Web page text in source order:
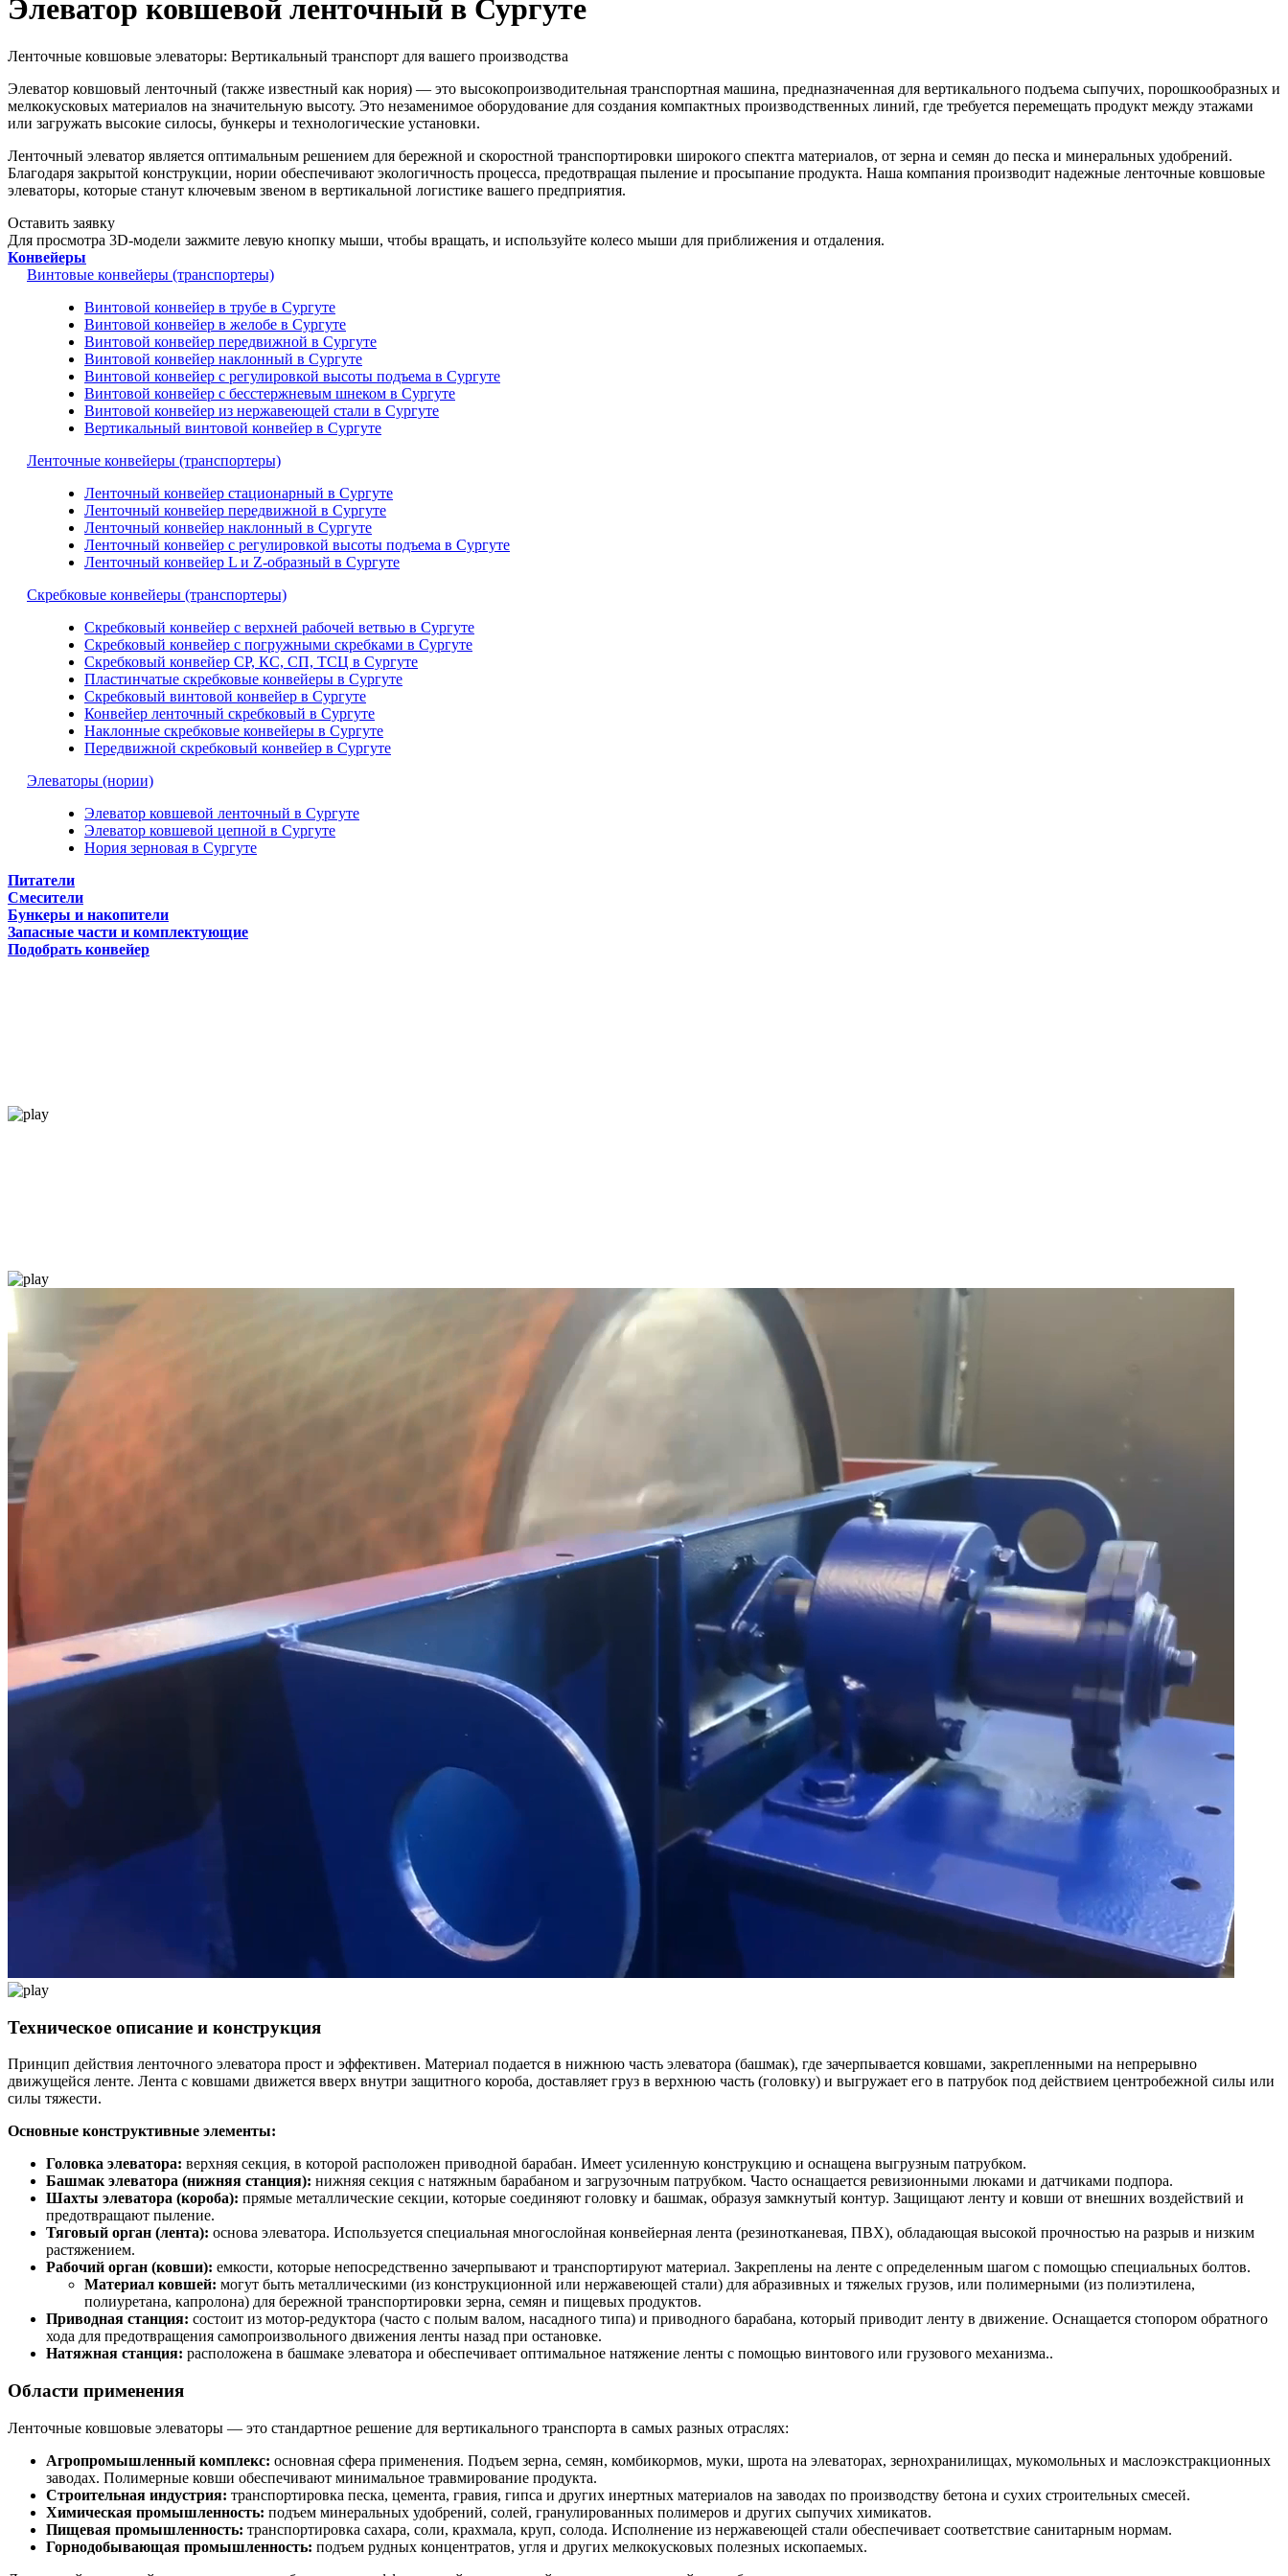
Элеватор ковшевой ленточный в Сургуте
Ленточные ковшовые элеваторы: Вертикальный транспорт для вашего производства
Элеватор ковшовый ленточный (также известный как нория) — это высокопроизводительная транспортная машина, предназначенная для вертикального подъема сыпучих, порошкообразных и
мелкокусковых материалов на значительную высоту. Это незаменимое оборудование для создания компактных производственных линий, где требуется перемещать продукт между этажами
или загружать высокие силосы, бункеры и технологические установки.
Ленточный элеватор является оптимальным решением для бережной и скоростной транспортировки широкого спектга материалов, от зерна и семян до песка и минеральных удобрений.
Благодаря закрытой конструкции, нории обеспечивают экологичность процесса, предотвращая пыление и просыпание продукта. Наша компания производит надежные ленточные ковшовые
элеваторы, которые станут ключевым звеном в вертикальной логистике вашего предприятия.
Оставить заявку
Для просмотра 3D-модели зажмите левую кнопку мыши, чтобы вращать, и используйте колесо мыши для приближения и отдаления.
Конвейеры
Винтовые конвейеры (транспортеры)
Винтовой конвейер в трубе в Сургуте
Винтовой конвейер в желобе в Сургуте
Винтовой конвейер передвижной в Сургуте
Винтовой конвейер наклонный в Сургуте
Винтовой конвейер с регулировкой высоты подъема в Сургуте
Винтовой конвейер с бесстержневым шнеком в Сургуте
Винтовой конвейер из нержавеющей стали в Сургуте
Вертикальный винтовой конвейер в Сургуте
Ленточные конвейеры (транспортеры)
Ленточный конвейер стационарный в Сургуте
Ленточный конвейер передвижной в Сургуте
Ленточный конвейер наклонный в Сургуте
Ленточный конвейер с регулировкой высоты подъема в Сургуте
Ленточный конвейер L и Z-образный в Сургуте
Скребковые конвейеры (транспортеры)
Скребковый конвейер с верхней рабочей ветвью в Сургуте
Скребковый конвейер с погружными скребками в Сургуте
Скребковый конвейер СР, КС, СП, ТСЦ в Сургуте
Пластинчатые скребковые конвейеры в Сургуте
Скребковый винтовой конвейер в Сургуте
Конвейер ленточный скребковый в Сургуте
Наклонные скребковые конвейеры в Сургуте
Передвижной скребковый конвейер в Сургуте
Элеваторы (нории)
Элеватор ковшевой ленточный в Сургуте
Элеватор ковшевой цепной в Сургуте
Нория зерновая в Сургуте
Питатели
Смесители
Бункеры и накопители
Запасные части и комплектующие
Подобрать конвейер
Техническое описание и конструкция
Принцип действия ленточного элеватора прост и эффективен. Материал подается в нижнюю часть элеватора (башмак), где зачерпывается ковшами, закрепленными на непрерывно
движущейся ленте. Лента с ковшами движется вверх внутри защитного короба, доставляет груз в верхнюю часть (головку) и выгружает его в патрубок под действием центробежной силы или
силы тяжести.
Основные конструктивные элементы:
Головка элеватора: верхняя секция, в которой расположен приводной барабан. Имеет усиленную конструкцию и оснащена выгрузным патрубком.
Башмак элеватора (нижняя станция): нижняя секция с натяжным барабаном и загрузочным патрубком. Часто оснащается ревизионными люками и датчиками подпора.
Шахты элеватора (короба): прямые металлические секции, которые соединяют головку и башмак, образуя замкнутый контур. Защищают ленту и ковши от внешних воздействий и
предотвращают пыление.
Тяговый орган (лента): основа элеватора. Используется специальная многослойная конвейерная лента (резинотканевая, ПВХ), обладающая высокой прочностью на разрыв и низким
растяжением.
Рабочий орган (ковши): емкости, которые непосредственно зачерпывают и транспортируют материал. Закреплены на ленте с определенным шагом с помощью специальных болтов.
Материал ковшей: могут быть металлическими (из конструкционной или нержавеющей стали) для абразивных и тяжелых грузов, или полимерными (из полиэтилена,
полиуретана, капролона) для бережной транспортировки зерна, семян и пищевых продуктов.
Приводная станция: состоит из мотор-редуктора (часто с полым валом, насадного типа) и приводного барабана, который приводит ленту в движение. Оснащается стопором обратного
хода для предотвращения самопроизвольного движения ленты назад при остановке.
Натяжная станция: расположена в башмаке элеватора и обеспечивает оптимальное натяжение ленты с помощью винтового или грузового механизма..
Области применения
Ленточные ковшовые элеваторы — это стандартное решение для вертикального транспорта в самых разных отраслях:
Агропромышленный комплекс: основная сфера применения. Подъем зерна, семян, комбикормов, муки, шрота на элеваторах, зернохранилищах, мукомольных и маслоэкстракционных
заводах. Полимерные ковши обеспечивают минимальное травмирование продукта.
Строительная индустрия: транспортировка песка, цемента, гравия, гипса и других инертных материалов на заводах по производству бетона и сухих строительных смесей.
Химическая промышленность: подъем минеральных удобрений, солей, гранулированных полимеров и других сыпучих химикатов.
Пищевая промышленность: транспортировка сахара, соли, крахмала, круп, солода. Исполнение из нержавеющей стали обеспечивает соответствие санитарным нормам.
Горнодобывающая промышленность: подъем рудных концентратов, угля и других мелкокусковых полезных ископаемых.